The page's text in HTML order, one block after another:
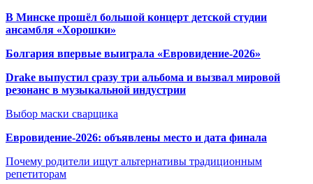
В Минске прошёл большой концерт детской студии
ансамбля «Хорошки»
Болгария впервые выиграла «Евровидение-2026»
Drake выпустил сразу три альбома и вызвал мировой
резонанс в музыкальной индустрии
Выбор маски сварщика
Евровидение-2026: объявлены место и дата финала
Почему родители ищут альтернативы традиционным
репетиторам